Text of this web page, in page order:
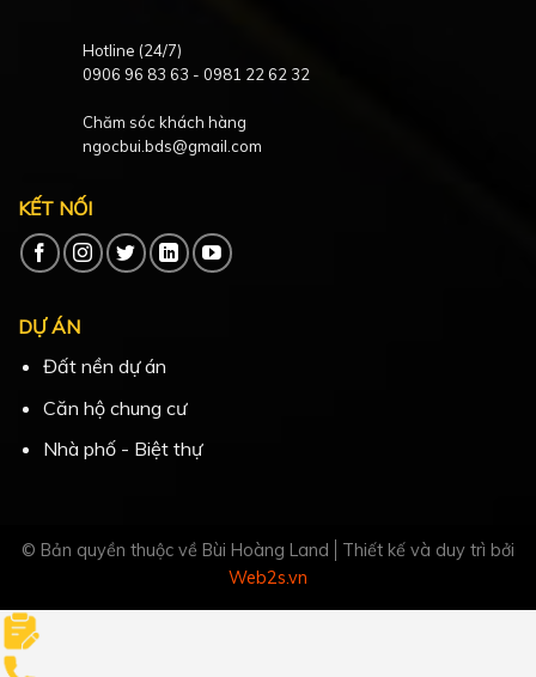
Hotline (24/7)
0906 96 83 63 - 0981 22 62 32
Chăm sóc khách hàng
ngocbui.bds@gmail.com
KẾT NỐI
DỰ ÁN
Đất nền dự án
Căn hộ chung cư
Nhà phố - Biệt thự
© Bản quyền thuộc về Bùi Hoàng Land
Thiết kế và duy trì bởi
Web2s.vn